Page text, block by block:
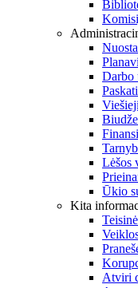
Darbo
Lėšos
Ūkio
Kita
Atviri